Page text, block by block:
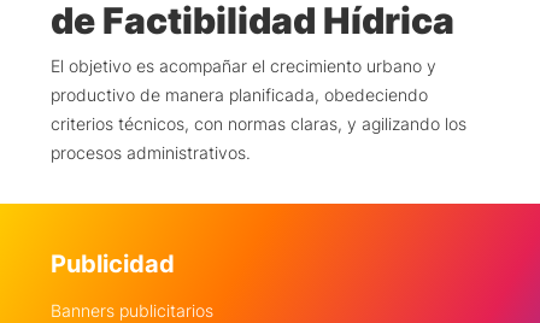
de Factibilidad Hídrica
El objetivo es acompañar el crecimiento urbano y
productivo de manera planificada, obedeciendo
criterios técnicos, con normas claras, y agilizando los
procesos administrativos.
Publicidad
Banners publicitarios